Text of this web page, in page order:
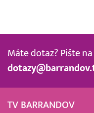
Máte dotaz? Pište
TV BARRANDOV